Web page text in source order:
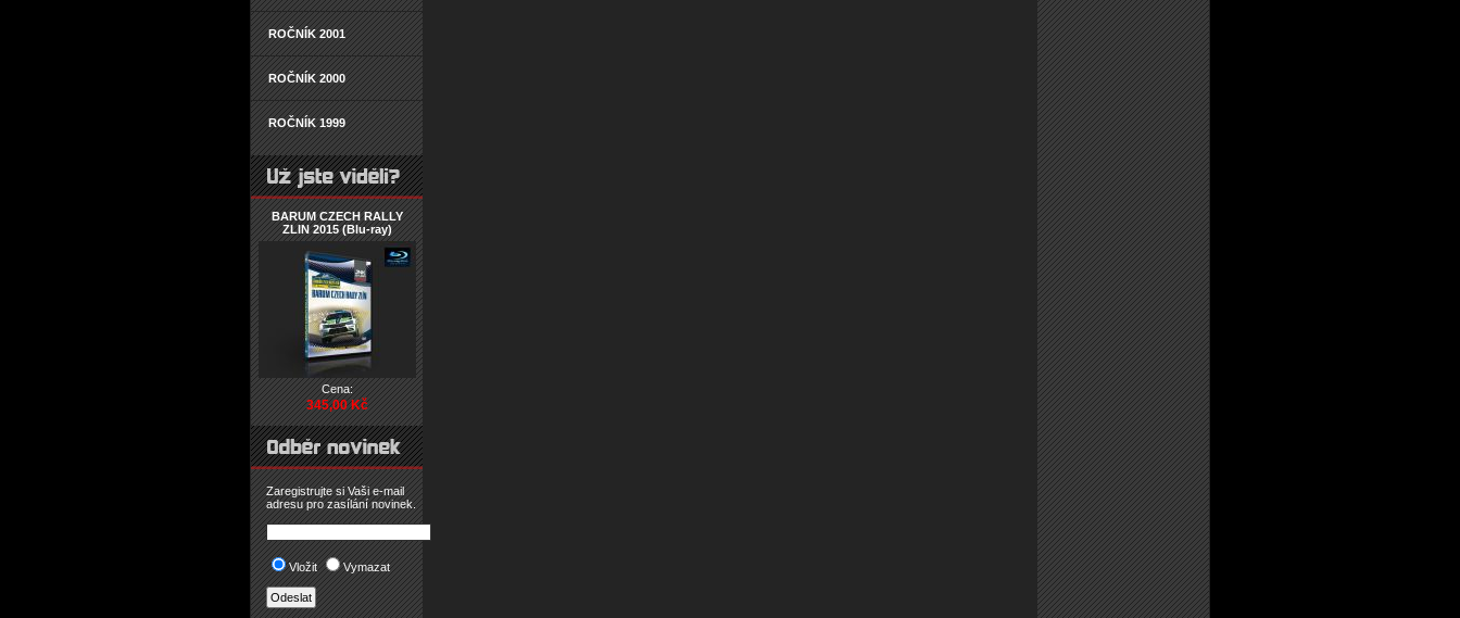
ROČNÍK 2001
ROČNÍK 2000
ROČNÍK 1999
BARUM CZECH RALLY
ZLIN 2015 (Blu-ray)
Cena:
345,00 Kč
Zaregistrujte si Vaši e-mail
adresu pro zasílání novinek.
Vložit Vymazat